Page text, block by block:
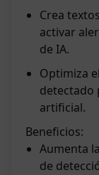
Crea
activar
de IA.
Optimiza
detectado
artificial.
Beneficios:
Aumenta
de